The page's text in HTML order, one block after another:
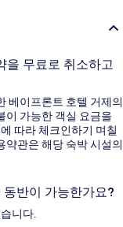
을 무료로 취소하고
베이프론트 호텔 거제의
이 가능한 객실 요금을
따라 체크인하기 며칠
약관은 해당 숙박 시설의
반이 가능한가요?
니다.